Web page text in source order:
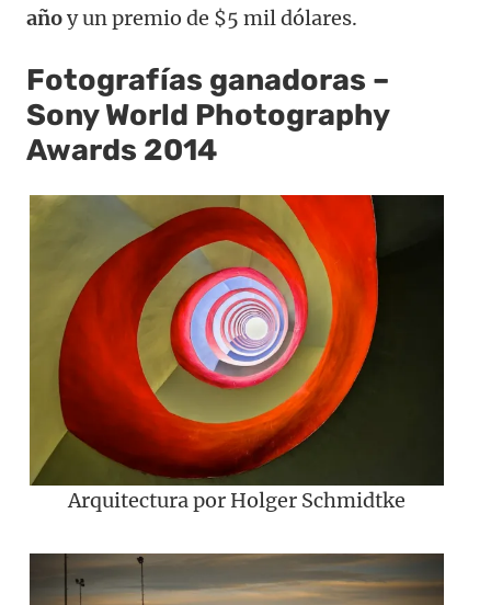
añoy un premio de $5 mil dólares.
Fotografías ganadoras –
Sony World Photography
Awards 2014
Arquitectura por Holger Schmidtke